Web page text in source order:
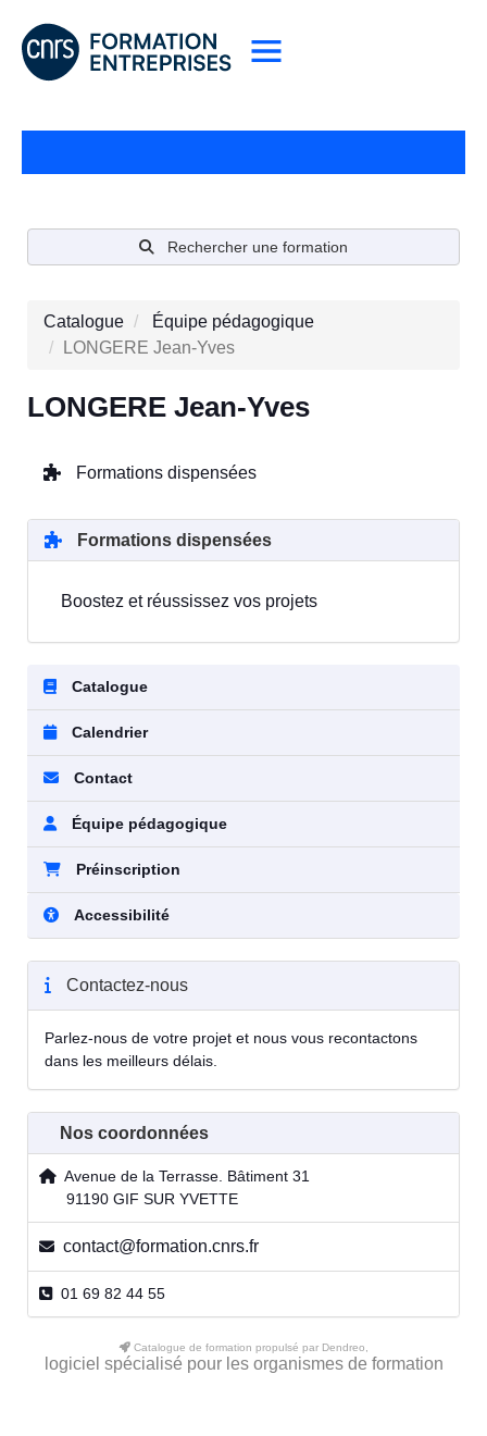
Rechercher une formation
Catalogue
Équipe pédagogique
LONGERE Jean-Yves
LONGERE Jean-Yves
Formations dispensées
Formations dispensées
Boostez et réussissez vos projets
Catalogue
Calendrier
Contact
Équipe pédagogique
Préinscription
Accessibilité
Contactez-nous
Parlez-nous de votre projet et nous vous recontactons
dans les meilleurs délais.
Nos coordonnées
Avenue de la Terrasse. Bâtiment 31
91190 GIF SUR YVETTE
contact@formation.cnrs.fr
01 69 82 44 55
Catalogue de formation propulsé par Dendreo,
logiciel spécialisé pour les organismes de formation